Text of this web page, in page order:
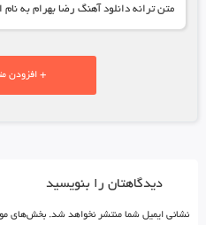
متن ترانه دانلود آهنگ رضا بهرام به
+ افزودن
دیدگاهتان را بنویسید
نشانی ایمیل شما منتشر نخواهد شد. بخش‌های